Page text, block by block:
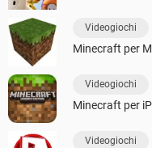
Videogiochi
Minecraft per
Videogiochi
Minecraft per
Videogiochi